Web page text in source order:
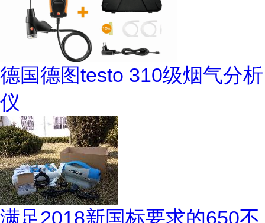
德国德图testo 310级烟气分析
仪
满足2018新国标要求的650不